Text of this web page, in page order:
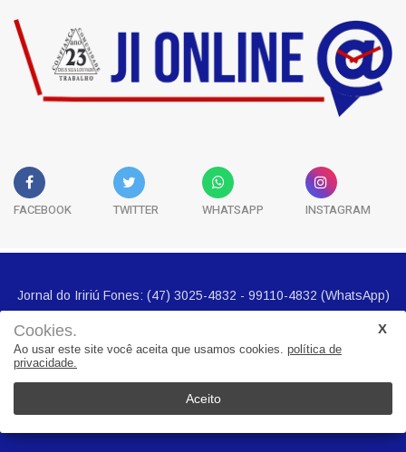
Cookies.
Ao usar este site você aceita que usamos cookies. política de
privacidade.
Aceito
FACEBOOK TWITTER WHATSAPP INSTAGRAM
Jornal do Iririú Fones: (47) 3025-4832 - 99110-4832 (WhatsApp)
E-mail imprensa@jornalbairros.com.br